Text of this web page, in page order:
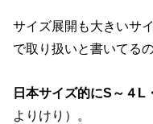
サイズ展開も大きいサ
で取り扱いと書いてる
日本サイズ的にS～４L
よりけり）。